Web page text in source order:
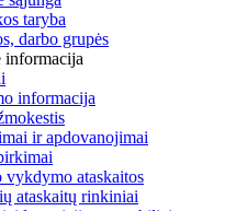
taryba
darbo grupės
informacija
informacija
ir apdovanojimai
vykdymo ataskaitos
ataskaitų rinkiniai